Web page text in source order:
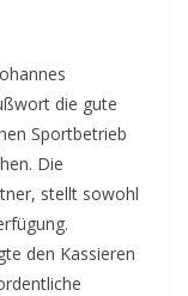
die gute
Sportbetrieb
Die
stellt sowohl
den Kassieren